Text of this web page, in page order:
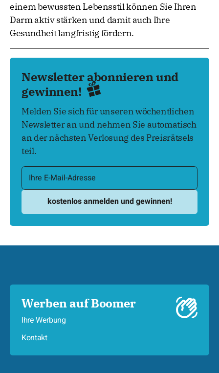
einem bewussten Lebensstil können Sie Ihren
Darm aktiv stärken und damit auch Ihre
Gesundheit langfristig fördern.
Newsletter abonnieren und
gewinnen!
Melden Sie sich für unseren wöchentlichen
Newsletter an und nehmen Sie automatisch
an der nächsten Verlosung des Preisrätsels
teil.
Werben auf Boomer
Ihre Werbung
Kontakt